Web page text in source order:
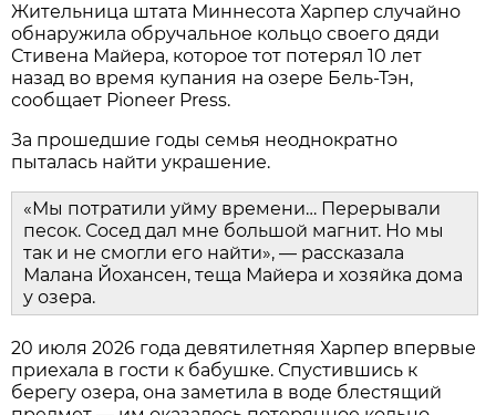
Жительница штата Миннесота Харпер случайно
обнаружила обручальное кольцо своего дяди
Стивена Майера, которое тот потерял 10 лет
назад во время купания на озере Бель-Тэн,
сообщает Pioneer Press.
За прошедшие годы семья неоднократно
пыталась найти украшение.
«Мы потратили уйму времени… Перерывали
песок. Сосед дал мне большой магнит. Но мы
так и не смогли его найти», — рассказала
Малана Йохансен, теща Майера и хозяйка дома
у озера.
20 июля 2026 года девятилетняя Харпер впервые
приехала в гости к бабушке. Спустившись к
берегу озера, она заметила в воде блестящий